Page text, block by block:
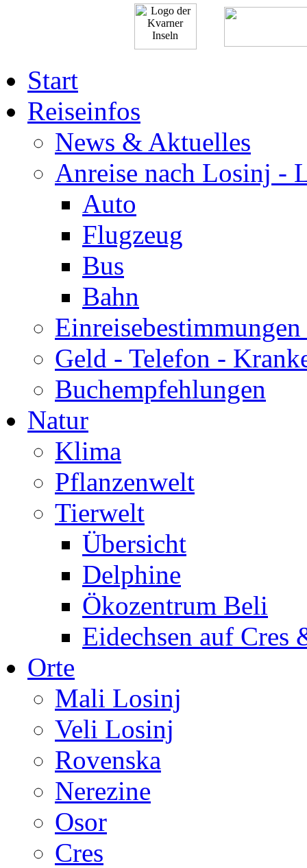
Start
Reiseinfos
News & Aktuelles
Anreise nach Losinj -
Auto
Flugzeug
Bus
Bahn
Geld - Telefon -
Buchempfehlungen
Natur
Klima
Pflanzenwelt
Tierwelt
Übersicht
Delphine
Ökozentrum Beli
Eidechsen auf Cres
Orte
Mali Losinj
Veli Losinj
Rovenska
Nerezine
Osor
Cres